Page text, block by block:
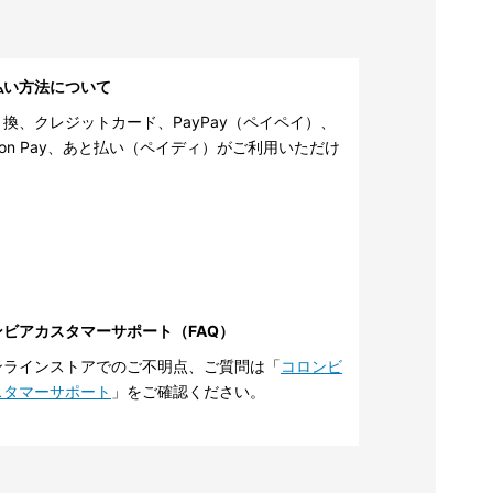
方法について
、クレジットカード、PayPay（ペイペイ）、
Pay、あと払い（ペイディ）がご利用いただけ
アカスタマーサポート（FAQ）
ラインストアでのご不明点、ご質問は「コロンビ
マーサポート 」をご確認ください。